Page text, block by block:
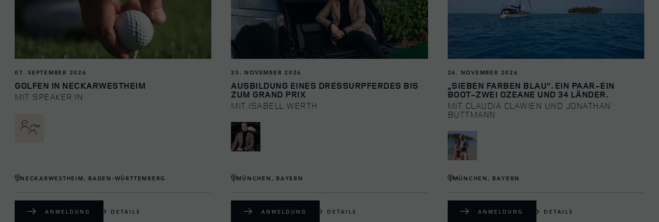
07. SEPTEMBER 2026
GOLFEN IN NECKARWESTHEIM
MIT SPEAKER:IN
NECKARWESTHEIM, BADEN-WÜRTTEMBERG
ANMELDUNG DETAILS
25. NOVEMBER 2026
AUSBILDUNG EINES DRESSURPFERDES BIS
ZUM GRAND PRIX
MIT ISABELL WERTH
MÜNCHEN, BAYERN
ANMELDUNG DETAILS
26. NOVEMBER 2026
„SIEBEN FARBEN BLAU“. EIN PAAR-EIN
BOOT-ZWEI OZEANE UND 34 LÄNDER.
MIT CLAUDIA CLAWIEN UND JONATHAN
BUTTMANN
MÜNCHEN, BAYERN
ANMELDUNG DETAILS